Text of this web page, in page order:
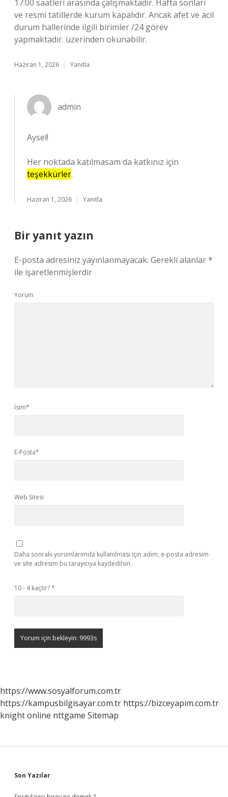
17:00 saatleri arasında çalışmaktadır. Hafta sonları
ve resmi tatillerde kurum kapalıdır. Ancak afet ve acil
durum hallerinde ilgili birimler /24 görev
yapmaktadır. üzerinden okunabilir.
Haziran 1, 2026 Yanıtla
admin
Aysel!
Her noktada katılmasam da katkınız için
teşekkürler.
Haziran 1, 2026 Yanıtla
Bir yanıt yazın
E-posta adresiniz yayınlanmayacak. Gerekli alanlar*
ile işaretlenmişlerdir
Yorum
İsim*
E-Posta*
Web Sitesi
Daha sonraki yorumlarımda kullanılması için adım, e-posta adresim
ve site adresim bu tarayıcıya kaydedilsin.
10 - 4 kaçtır?*
https://www.sosyalforum.com.tr
https://kampusbilgisayar.com.tr https://bizceyapim.com.tr
knight online nttgame Sitemap
Sidebar
Son Yazılar